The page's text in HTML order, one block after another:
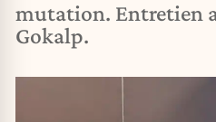
mutation. Entretien
Gokalp.